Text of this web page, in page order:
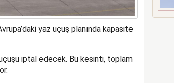
yaz uçuş planında kapasite
uçuşu iptal edecek. Bu kesinti, toplam